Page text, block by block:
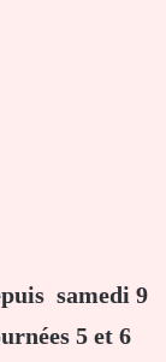
samedi 9
5 et 6